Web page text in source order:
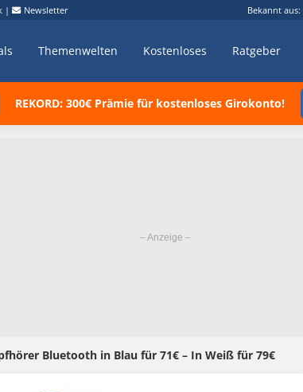
| Newsletter Bekannt aus:
Themenwelten Kostenloses Ratgeber
REKORD: 300€ Prämie für kostenloses Girokonto!
Bluetooth in Blau für 71€ – In Weiß für 79€